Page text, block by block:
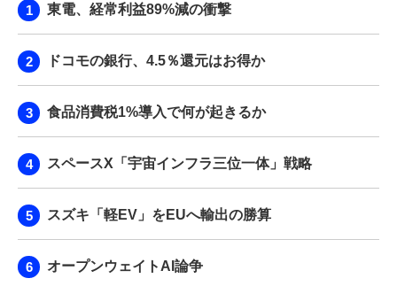
東電、経常利益89%減の衝撃
ドコモの銀行、4.5％還元はお得か
食品消費税1%導入で何が起きるか
スペースX「宇宙インフラ三位一体」戦略
スズキ「軽EV」をEUへ輸出の勝算
オープンウェイトAI論争